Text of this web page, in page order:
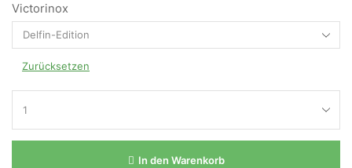
Victorinox
Zurücksetzen
In den Warenkorb